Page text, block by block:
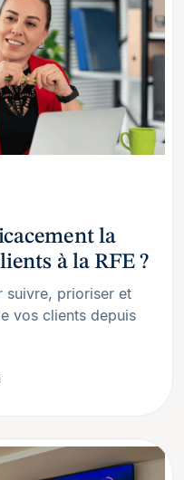
la
à la RFE ?
suivre, prioriser et
vos clients depuis